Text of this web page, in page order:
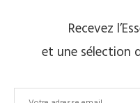
Recevez
et une sélection